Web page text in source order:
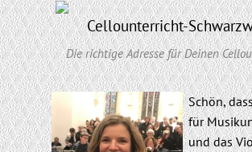
Cellounterricht-
Die richtige Adresse für Deinen
Schön,
für
und das